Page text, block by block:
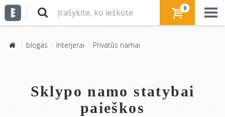
0
blogas Interjerai Privatūs namai
Sklypo namo statybai
paieškos